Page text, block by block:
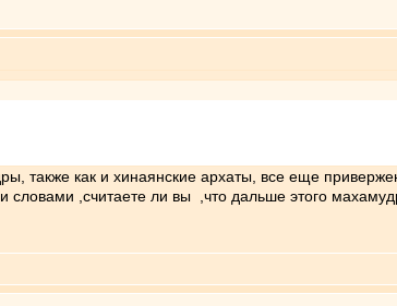
также как и хинаянские архаты, все еще
,считаете ли вы ,что дальше этого